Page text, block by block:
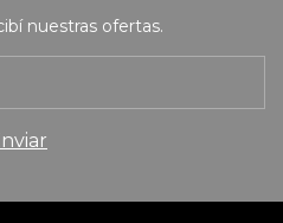
nuestras ofertas.